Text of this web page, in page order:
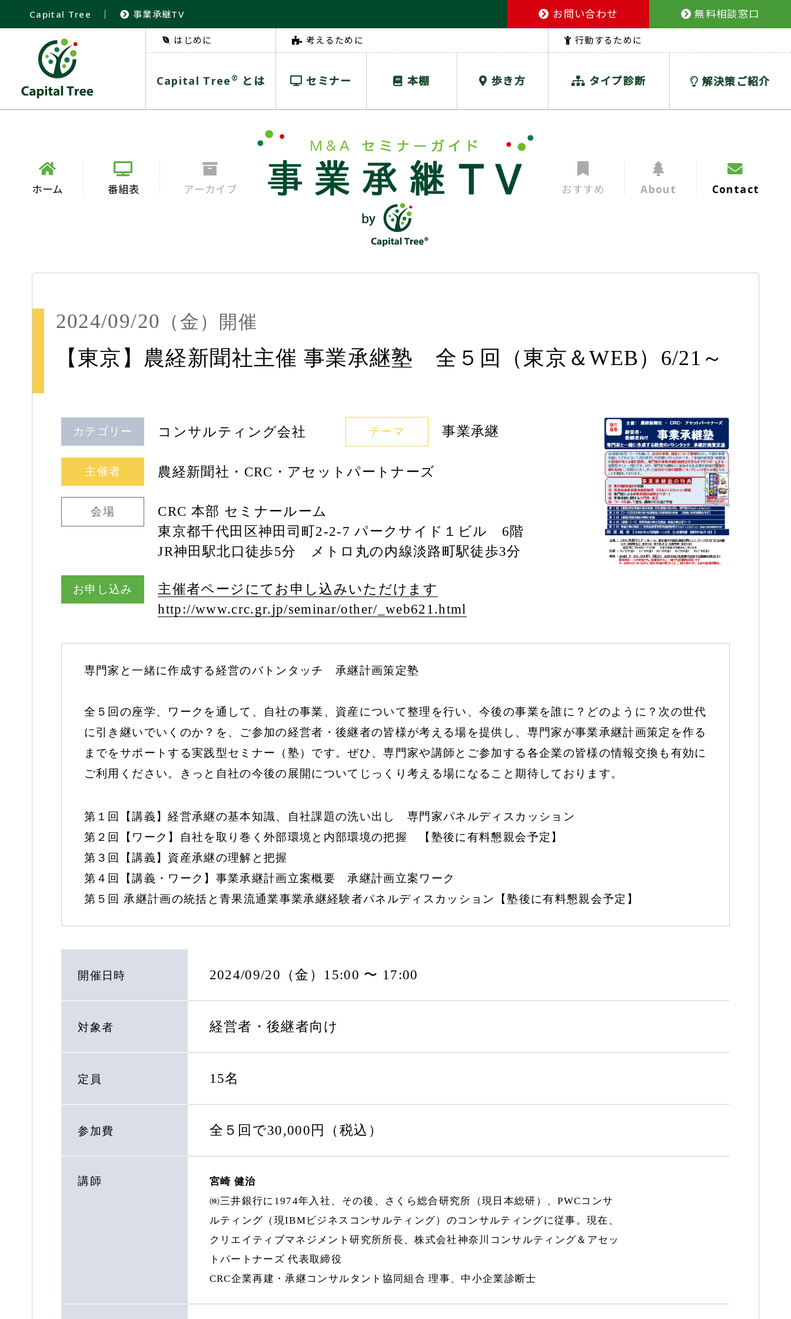
Capital Tree ｜ 事業承継TV お問い合わせ 無料相談窓口
はじめに
Capital Tree ® とは
考えるために
セミナー 本棚 歩き方
行動するために
タイプ診断 解決策ご紹介
ホーム 番組表 アーカイブ おすすめ About Contact
2024/09/20 （金） 開催
【東京】農経新聞社主催 事業承継塾 全５回（東京＆WEB）6/21～
カテゴリー コンサルティング会社 テーマ 事業承継
主催者 農経新聞社・CRC・アセットパートナーズ
会場
CRC 本部 セミナールーム
東京都千代田区神田司町2-2-7 パークサイド１ビル 6階
JR神田駅北口徒歩5分 メトロ丸の内線淡路町駅徒歩3分
お申し込み
主催者ページにてお申し込みいただけます
http://www.crc.gr.jp/seminar/other/ _web621.html
専門家と一緒に作成する経営のバトンタッチ 承継計画策定塾
全５回の座学、ワークを通して、自社の事業、資産について整理を行い、今後の事業を誰に？どのように？次の世代
に引き継いでいくのか？を、ご参加の経営者・後継者の皆様が考える場を提供し、専門家が事業承継計画策定を作る
までをサポートする実践型セミナー（塾）です。ぜひ、専門家や講師とご参加する各企業の皆様の情報交換も有効に
ご利用ください。きっと自社の今後の展開についてじっくり考える場になること期待しております。
第１回【講義】経営承継の基本知識、自社課題の洗い出し 専門家パネルディスカッション
第２回【ワーク】自社を取り巻く外部環境と内部環境の把握 【塾後に有料懇親会予定】
第３回【講義】資産承継の理解と把握
第４回【講義・ワーク】事業承継計画立案概要 承継計画立案ワーク
第５回 承継計画の統括と青果流通業事業承継経験者パネルディスカッション【塾後に有料懇親会予定】
開催日時 2024/09/20（金）15:00 〜 17:00
対象者 経営者・後継者向け
定員 15名
参加費 全５回で30,000円（税込）
講師
宮崎 健治
㈱三井銀行に1974年入社、その後、さくら総合研究所（現日本総研）、PWCコンサ
ルティング（現IBMビジネスコンサルティング）のコンサルティングに従事。現在、
クリエイティブマネジメント研究所所長、株式会社神奈川コンサルティング＆アセッ
トパートナーズ 代表取締役
CRC企業再建・承継コンサルタント協同組合 理事、中小企業診断士